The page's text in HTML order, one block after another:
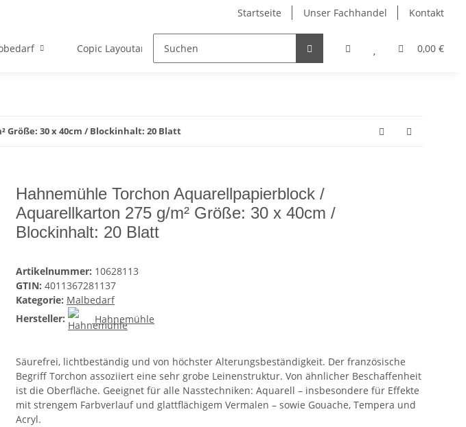
Startseite Unser Fachhandel Kontakt
0,00 €
Copic Layoutartikel Dahle Schneidemaschinen Edding Stifte
30 x 40cm / Blockinhalt: 20 Blatt
Hahnemühle Torchon Aquarellpapierblock /
Aquarellkarton 275 g/m² Größe: 30 x 40cm /
Blockinhalt: 20 Blatt
Artikelnummer: 10628113
GTIN: 4011367281137
Kategorie: Malbedarf
Hersteller:
Hahnemühle
Säurefrei, lichtbeständig und von höchster Alterungsbeständigkeit. Der französische
Begriff Torchon assoziiert eine sehr grobe Leinenstruktur. Von ähnlicher Beschaffenheit
ist die Oberfläche. Geeignet für alle Nasstechniken: Aquarell – insbesondere für Effekte
mit strengem Farbverlauf und glattflächigem Vermalen – sowie Gouache, Tempera und
Acryl.